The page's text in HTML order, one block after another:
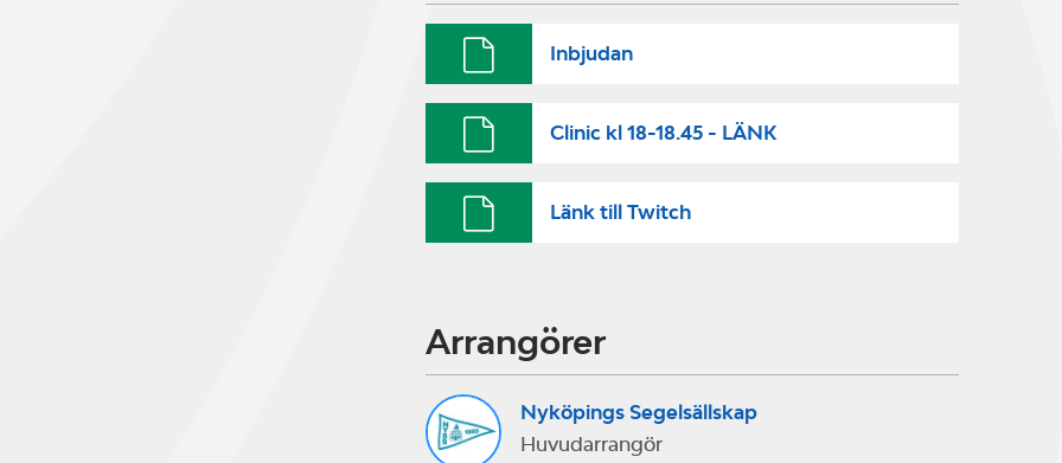
Inbjudan
Clinic kl 18-18.45 - LÄNK
Länk till Twitch
Arrangörer
Nyköpings Segelsällskap
Huvudarrangör